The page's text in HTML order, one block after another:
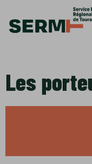
Accèder
Les